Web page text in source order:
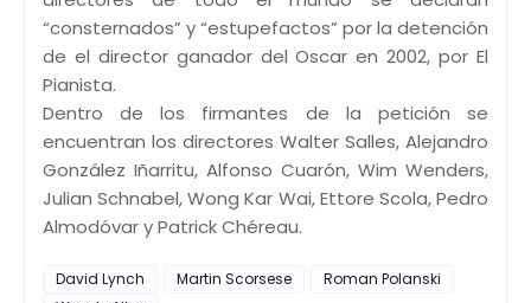
“consternados” y “estupefactos” por la detención
de el director ganador del Oscar en 2002, por El
Pianista.
Dentro de los firmantes de la petición se
encuentran los directores Walter Salles, Alejandro
González Iñarritu, Alfonso Cuarón, Wim Wenders,
Julian Schnabel, Wong Kar Wai, Ettore Scola, Pedro
Almodóvar y Patrick Chéreau.
David Lynch Martin Scorsese
Roman Polanski